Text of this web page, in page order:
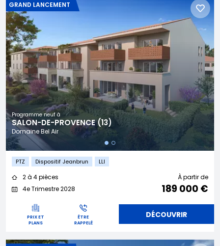
Programme neuf à
SALON-DE-PROVENCE (13)
Domaine Bel Air
GRAND LANCEMENT
PTZ Dispositif Jeanbrun LLI
2 à 4 pièces
4e Trimestre 2028
À partir de
189 000 €
PRIX ET
PLANS
ÊTRE
RAPPELÉ
DÉCOUVRIR